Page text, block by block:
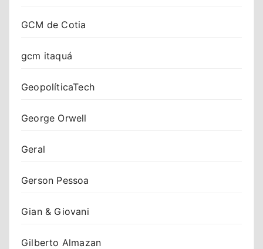
GCM de Cotia
gcm itaquá
GeopolíticaTech
George Orwell
Geral
Gerson Pessoa
Gian & Giovani
Gilberto Almazan